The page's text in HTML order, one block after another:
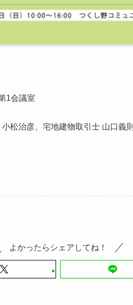
第1会議室
松治彦、宅地建物取引士 山口義則
よかったらシェアしてね！